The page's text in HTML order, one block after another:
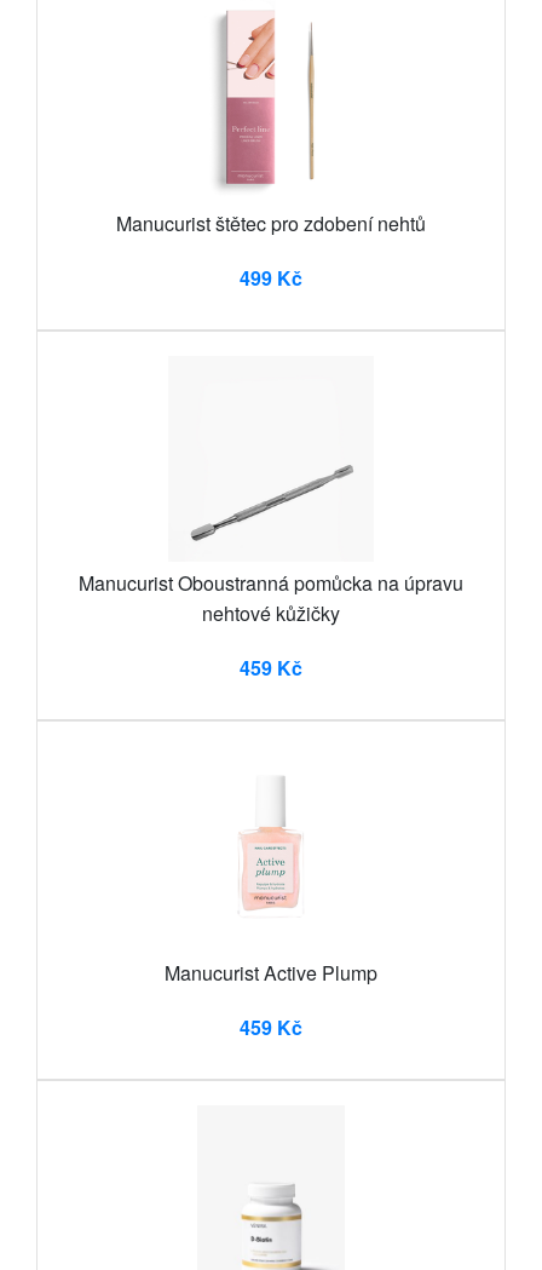
Manucurist štětec pro zdobení nehtů
499 Kč
Manucurist Oboustranná pomůcka na úpravu
nehtové kůžičky
459 Kč
Manucurist Active Plump
459 Kč